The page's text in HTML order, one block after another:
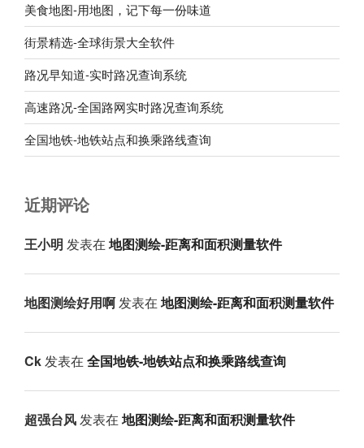
美食地图-用地图，记下每一份味道
街景精选-全球街景大全软件
路况早知道-实时路况查询系统
高速路况-全国路网实时路况查询系统
全国地铁-地铁站点和换乘路线查询
近期评论
王小明 发表在 地图测绘-距离和面积测量软件
地图测绘好用啊发表在 地图测绘-距离和面积测量软件
Ck发表在 全国地铁-地铁站点和换乘路线查询
超强台风发表在 地图测绘-距离和面积测量软件